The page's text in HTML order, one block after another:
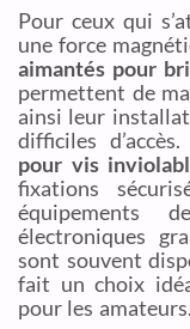
Pour ceux qui
une force
aimantés pour
permettent de
ainsi leur
difficiles
pour vis
fixations
équipements
électroniques
sont souvent
fait un choix
pour les amateurs.